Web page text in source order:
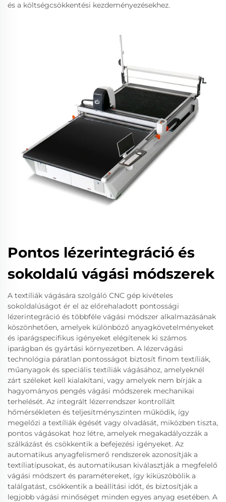
és a költségcsökkentési kezdeményezésekhez.
Pontos lézerintegráció és
sokoldalú vágási módszerek
A textíliák vágására szolgáló CNC gép kivételes
sokoldalúságot ér el az előrehaladott pontossági
lézerintegráció és többféle vágási módszer alkalmazásának
köszönhetően, amelyek különböző anyagkövetelményeket
és iparágspecifikus igényeket elégítenek ki számos
iparágban és gyártási környezetben. A lézervágási
technológia páratlan pontosságot biztosít finom textíliák,
műanyagok és speciális textíliák vágásához, amelyeknél
zárt széleket kell kialakítani, vagy amelyek nem bírják a
hagyományos pengés vágási módszerek mechanikai
terhelését. Az integrált lézerrendszer kontrollált
hőmérsékleten és teljesítményszinten működik, így
megelőzi a textíliák égését vagy olvadását, miközben tiszta,
pontos vágásokat hoz létre, amelyek megakadályozzák a
szálkázást és csökkentik a befejezési igényeket. Az
automatikus anyagfelismerő rendszerek azonosítják a
textíliatípusokat, és automatikusan kiválasztják a megfelelő
vágási módszert és paramétereket, így kiküszöbölik a
találgatást, csökkentik a beállítási időt, és biztosítják a
legjobb vágási minőséget minden egyes anyag esetében. A